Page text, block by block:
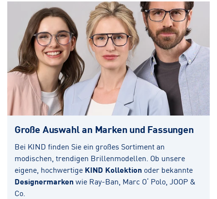
Große Auswahl an Marken und Fassungen
Bei KIND finden Sie ein großes Sortiment an
modischen, trendigen Brillenmodellen. Ob unsere
eigene, hochwertige KIND Kollektion oder bekannte
Designermarken wie Ray-Ban, Marc O‘ Polo, JOOP &
Co.